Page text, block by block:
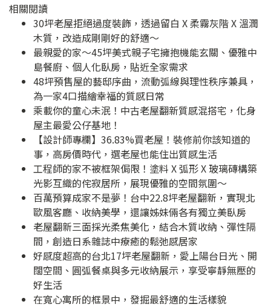
相關閱讀
30坪老屋拒絕過度裝飾，透過留白 X 柔霧灰階 X 溫潤
木質，改造成剛剛好的舒適～
最親愛的家～45坪美式親子宅擁抱機能玄關、優雅中
島餐廚、個人化臥房，貼近全家需求
48坪預售屋的藝邸序曲，流動弧線與理性秩序兼具，
為一家4口描繪幸福的質感日常
乘載你的童心未泯！中古老屋翻新質感混搭宅，化身
屋主最愛公仔基地！
【設計師專欄】36.83%買老屋！裝修前你該知道的
事，高房價時代，選老屋也能住出質感生活
工程師的家不被框架侷限！塗料 X 弧形 X 玻璃磚構築
光影互織的侘寂居所，展現優雅的空間氛圍～
百萬預算成家不是夢！台中22.8坪老屋翻新，實現北
歐風客廳、收納美學，還讓姊妹倆各有獨立美臥房
老屋翻新三面採光柔焦美化，結合木質收納、彈性隔
間，創造日系雜誌中療癒的鬆弛感居家
好感度超高的台北17坪老屋翻新，愛上陽台日光、開
闊空間、圓弧餐桌與多元收納展示，享受寧靜無壓的
好生活
在寬心寓所的框景中，發掘最舒適的生活樣貌